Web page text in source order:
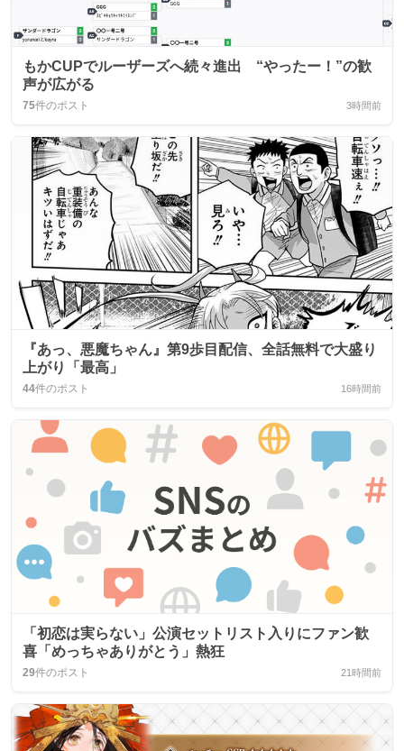
もかCUPでルーザーズへ続々進出 “やったー！”の歓
声が広がる
75件のポスト 3時間前
『あっ、悪魔ちゃん』第9歩目配信、全話無料で大盛り
上がり「最高」
44件のポスト 16時間前
「初恋は実らない」公演セットリスト入りにファン歓
喜「めっちゃありがとう」熱狂
29件のポスト 21時間前